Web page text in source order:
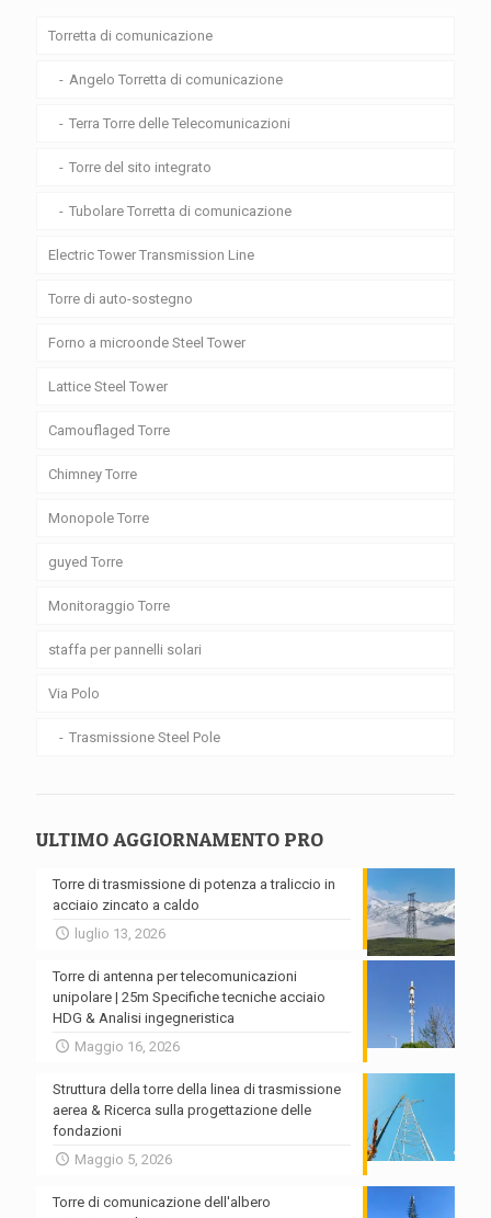
Torretta di comunicazione
Angelo Torretta di comunicazione
Terra Torre delle Telecomunicazioni
Torre del sito integrato
Tubolare Torretta di comunicazione
Electric Tower Transmission Line
Torre di auto-sostegno
Forno a microonde Steel Tower
Lattice Steel Tower
Camouflaged Torre
Chimney Torre
Monopole Torre
guyed Torre
Monitoraggio Torre
staffa per pannelli solari
Via Polo
Trasmissione Steel Pole
ULTIMO AGGIORNAMENTO PRO
Torre di trasmissione di potenza a traliccio in
acciaio zincato a caldo
luglio 13, 2026
Torre di antenna per telecomunicazioni
unipolare | 25m Specifiche tecniche acciaio
HDG & Analisi ingegneristica
Maggio 16, 2026
Struttura della torre della linea di trasmissione
aerea & Ricerca sulla progettazione delle
fondazioni
Maggio 5, 2026
Torre di comunicazione dell'albero